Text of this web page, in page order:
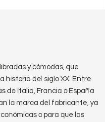
y cómodas, que
del siglo XX. Entre
de Italia, Francia o España
la marca del fabricante, ya
o para que las